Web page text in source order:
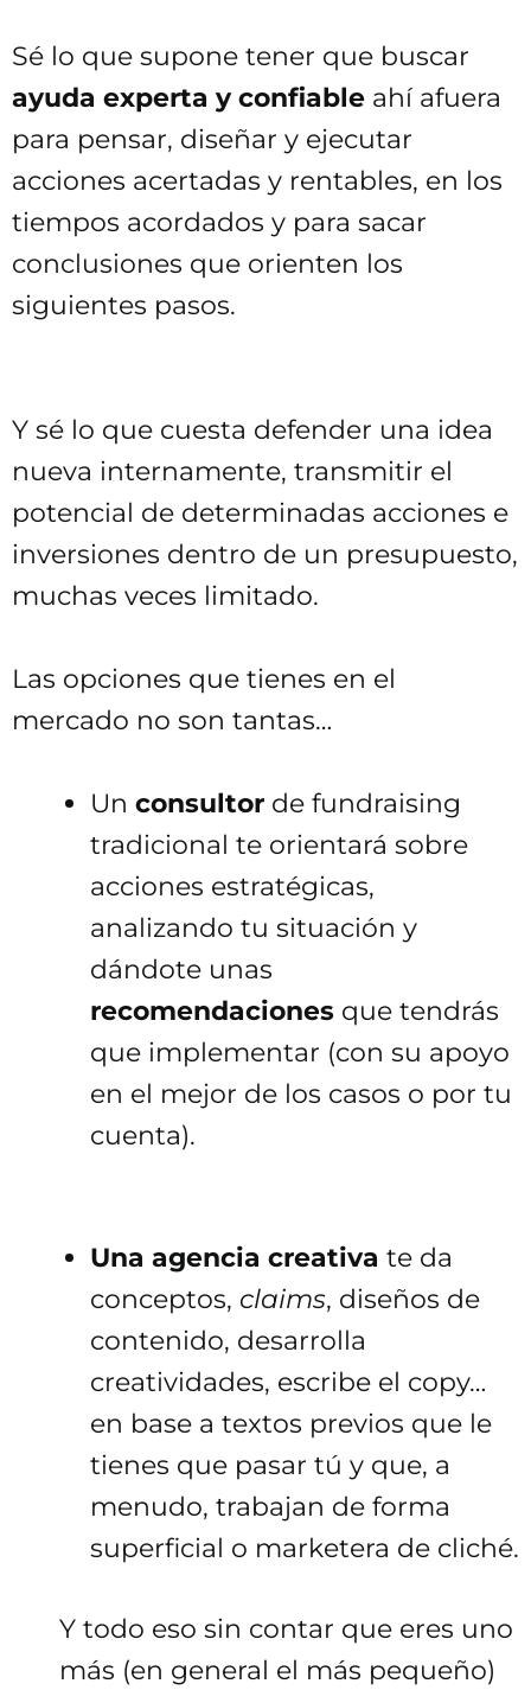
Sé lo que supone tener que buscar
ayuda experta y confiable ahí afuera
para pensar, diseñar y ejecutar
acciones acertadas y rentables, en los
tiempos acordados y para sacar
conclusiones que orienten los
siguientes pasos.
Y sé lo que cuesta defender una idea
nueva internamente, transmitir el
potencial de determinadas acciones e
inversiones dentro de un presupuesto,
muchas veces limitado.
Las opciones que tienes en el
mercado no son tantas…
Un consultor de fundraising
tradicional te orientará sobre
acciones estratégicas,
analizando tu situación y
dándote unas
recomendaciones que tendrás
que implementar (con su apoyo
en el mejor de los casos o por tu
cuenta).
Una agencia creativa te da
conceptos, claims, diseños de
contenido, desarrolla
creatividades, escribe el copy…
en base a textos previos que le
tienes que pasar tú y que, a
menudo, trabajan de forma
superficial o marketera de cliché.
Y todo eso sin contar que eres uno
más (en general el más pequeño)